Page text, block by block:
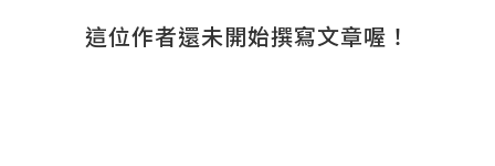
這位作者還未開始撰寫文章喔！